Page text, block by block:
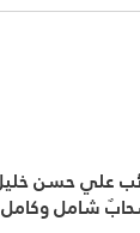
علي حسن
شامل